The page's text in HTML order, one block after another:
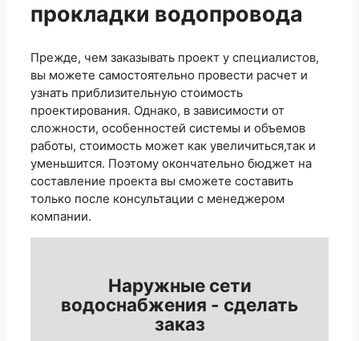
прокладки водопровода
Прежде, чем заказывать проект у специалистов,
вы можете самостоятельно провести расчет и
узнать приблизительную стоимость
проектирования. Однако, в зависимости от
сложности, особенностей системы и объемов
работы, стоимость может как увеличиться,так и
уменьшится. Поэтому окончательно бюджет на
составление проекта вы сможете составить
только после консультации с менеджером
компании.
Наружные сети
водоснабжения - сделать
заказ